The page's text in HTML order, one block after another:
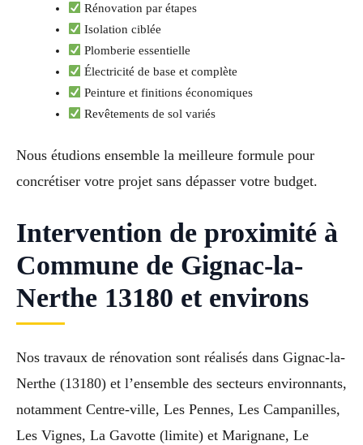
Rénovation par étapes
Isolation ciblée
Plomberie essentielle
Électricité de base et complète
Peinture et finitions économiques
Revêtements de sol variés
Nous étudions ensemble la meilleure formule pour
concrétiser votre projet sans dépasser votre budget.
Intervention de proximité à
Commune de Gignac-la-
Nerthe 13180 et environs
Nos travaux de rénovation sont réalisés dans Gignac-la-
Nerthe (13180) et l’ensemble des secteurs environnants,
notamment Centre-ville, Les Pennes, Les Campanilles,
Les Vignes, La Gavotte (limite) et Marignane, Le